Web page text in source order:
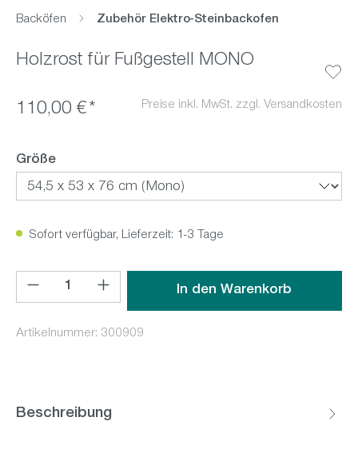
Backöfen Zubehör Elektro-Steinbackofen
Holzrost für Fußgestell MONO
110,00 €* Preise inkl. MwSt. zzgl. Versandkosten
Größeauswählen
Sofort verfügbar, Lieferzeit: 1-3 Tage
Produkt Anzahl: Gib den gewünschten Wert ein oder
In den Warenkorb
Artikelnummer: 300909
Beschreibung